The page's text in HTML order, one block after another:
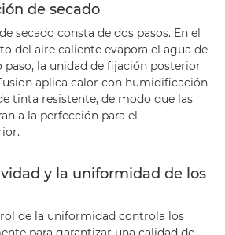
de secado
secado consta de dos pasos. En el
del aire caliente evapora el agua de
paso, la unidad de fijación posterior
aplica calor con humidificación
tinta resistente, de modo que las
a la perfección para el
y la uniformidad de los
de la uniformidad controla los